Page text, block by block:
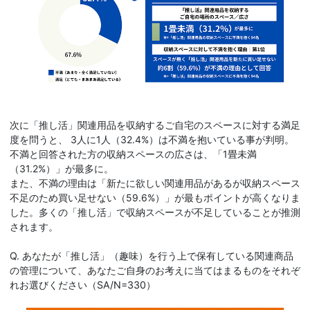
次に「推し活」関連用品を収納するご自宅のスペースに対する満足
度を問うと、 3人に1人（32.4%）は不満を抱いている事が判明。
不満と回答された方の収納スペースの広さは、「1畳未満
（31.2%）」が最多に。
また、不満の理由は「新たに欲しい関連用品があるが収納スペース
不足のため買い足せない（59.6%）」が最もポイントが高くなりま
した。多くの「推し活」で収納スペースが不足していることが推測
されます。
Q. あなたが「推し活」（趣味）を行う上で保有している関連商品
の管理について、あなたご自身のお考えに当てはまるものをそれぞ
れお選びください（SA/N=330）